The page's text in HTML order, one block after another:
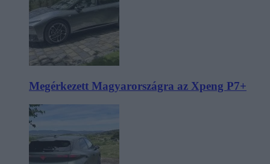
Megérkezett Magyarországra az Xpeng P7+